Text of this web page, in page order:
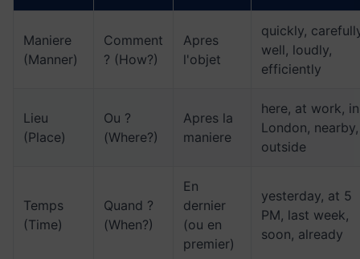
Maniere
(Manner)
Comment
? (How?)
Apres
l'objet
quickly,
well, loudly,
efficiently
Lieu
(Place)
Ou ?
(Where?)
Apres la
maniere
here, at work, in
London, nearby,
outside
Temps
(Time)
Quand ?
(When?)
En
dernier
(ou en
premier)
yesterday, at 5
PM, last week,
soon, already